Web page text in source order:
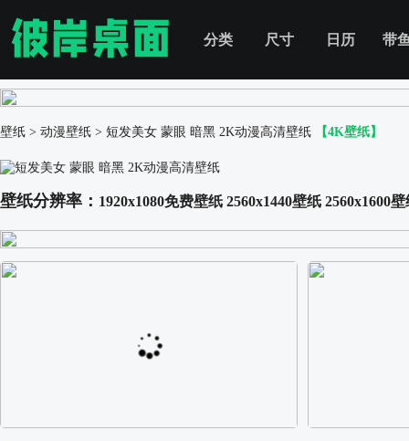
分类 尺寸 日历 带
壁纸 > 动漫壁纸 > 短发美女 蒙眼 暗黑 2K动漫高清壁纸 【4K壁纸】
壁纸分辨率： 1920x1080免费壁纸 2560x1440壁纸 2560x1600壁